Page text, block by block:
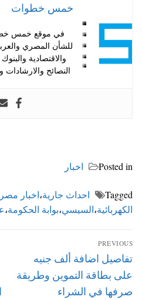
خمس خطوات
في موقع خمس
للشأن المصري
والاقتصادية
النصائح والارشادات
Posted in اخبار
Tagged احداث جارية،اخبار مصر
الكهربائية،السيسي،بوابة الحكومة،
تصفّح
المقالات
PREVIOUS
Previous
post:
تفاصيل اضافة ألف جنيه
على بطاقة التموين وطريقة
صرفها في الشراء